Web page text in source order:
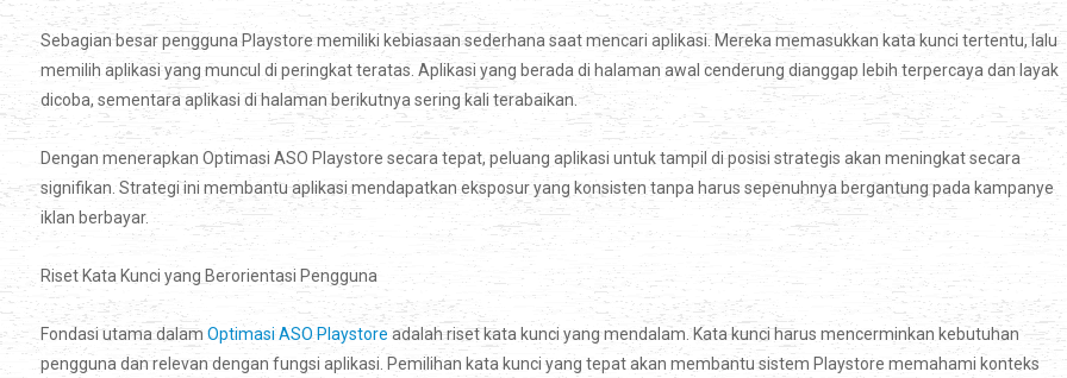
Sebagian besar pengguna Playstore memiliki kebiasaan sederhana saat mencari aplikasi. Mereka memasukkan kata kunci tertentu, lalu
memilih aplikasi yang muncul di peringkat teratas. Aplikasi yang berada di halaman awal cenderung dianggap lebih terpercaya dan layak
dicoba, sementara aplikasi di halaman berikutnya sering kali terabaikan.
Dengan menerapkan Optimasi ASO Playstore secara tepat, peluang aplikasi untuk tampil di posisi strategis akan meningkat secara
signifikan. Strategi ini membantu aplikasi mendapatkan eksposur yang konsisten tanpa harus sepenuhnya bergantung pada kampanye
iklan berbayar.
Riset Kata Kunci yang Berorientasi Pengguna
Fondasi utama dalam Optimasi ASO Playstore adalah riset kata kunci yang mendalam. Kata kunci harus mencerminkan kebutuhan
pengguna dan relevan dengan fungsi aplikasi. Pemilihan kata kunci yang tepat akan membantu sistem Playstore memahami konteks